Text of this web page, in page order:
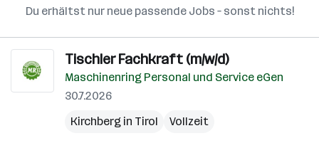
Du erhältst nur neue passende Jobs – sonst nichts!
Tischler Fachkraft (m/w/d)
Maschinenring Personal und Service eGen
30.7.2026
Kirchberg in Tirol
Vollzeit